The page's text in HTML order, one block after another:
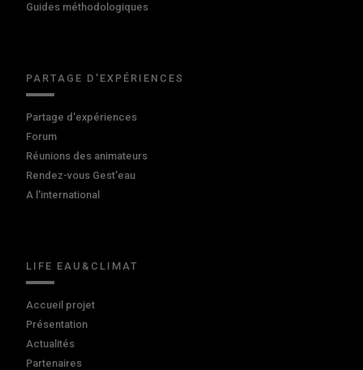
Guides méthodologiques
PARTAGE D'EXPÉRIENCES
Partage d'expériences
Forum
Réunions des animateurs
Rendez-vous Gest'eau
A l'international
LIFE EAU&CLIMAT
Accueil projet
Présentation
Actualités
Partenaires